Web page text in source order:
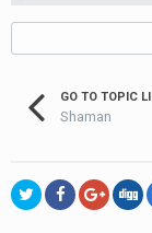
GO TO TOPIC
Shaman